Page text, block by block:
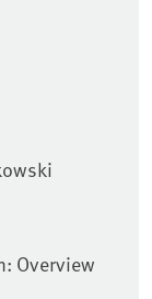
Overview